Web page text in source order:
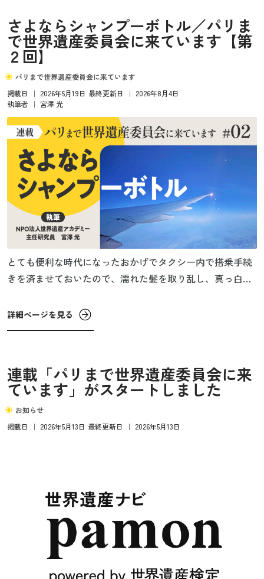
さよならシャンプーボトル／パリま
で世界遺産委員会に来ています【第
２回】
パリまで世界遺産委員会に来ています
掲載日
｜ 2026年5月19日 最終更新日 ｜ 2026年8月4日
執筆者
｜ 宮澤 光
とても便利な時代になったおかげでタクシー内で搭乗手続
きを済ませておいたので、濡れた髪を取り乱し、真っ白に
文字を探しながら、急ぎ足で空港内を駆け抜ける。そうい
う時に限って、外国の航空機の機長やキャビンアテンダン
詳細ページを見る
連載「パリまで世界遺産委員会に来
ています」がスタートしました
お知らせ
掲載日
｜ 2026年5月13日 最終更新日 ｜ 2026年5月13日